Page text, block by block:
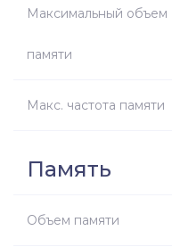
Максимальный объем
памяти
Макс. частота памяти
Память
Объем памяти